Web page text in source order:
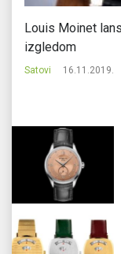
Louis Moinet
izgledom
Satovi 16.11.2019.